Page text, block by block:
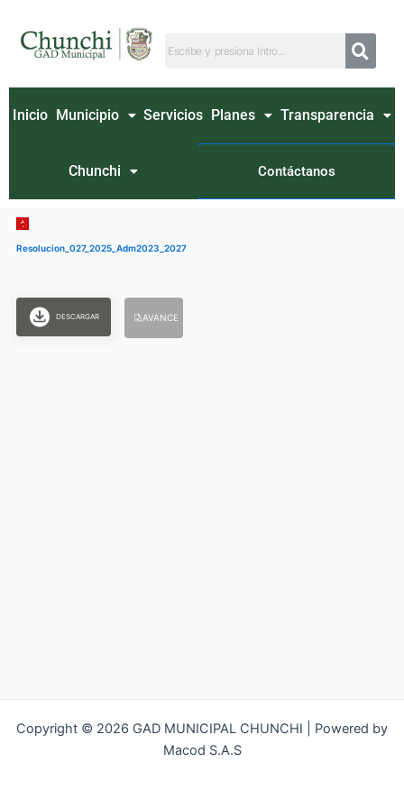
contenido
Inicio Municipio Servicios Planes Transparencia
Chunchi Contáctanos
Resolucion_027_2025_Adm2023_2027
DESCARGAR AVANCE
Copyright © 2026 GAD MUNICIPAL CHUNCHI | Powered by
Macod S.A.S